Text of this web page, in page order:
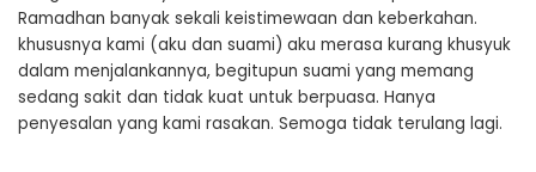
Ramadhan banyak sekali keistimewaan dan keberkahan.
khususnya kami (aku dan suami) aku merasa kurang khusyuk
dalam menjalankannya, begitupun suami yang memang
sedang sakit dan tidak kuat untuk berpuasa. Hanya
penyesalan yang kami rasakan. Semoga tidak terulang lagi.